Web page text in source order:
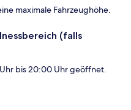
maximale Fahrzeughöhe.
(falls
bis 20:00 Uhr geöffnet.